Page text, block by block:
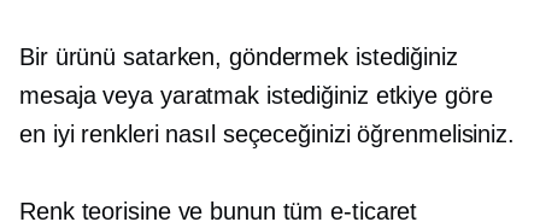
Bir ürünü satarken, göndermek istediğiniz
mesaja veya yaratmak istediğiniz etkiye göre
en iyi renkleri nasıl seçeceğinizi öğrenmelisiniz.
Renk teorisine ve bunun tüm e-ticaret